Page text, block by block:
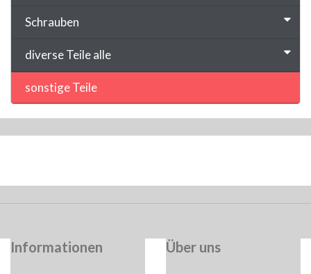
Schrauben
diverse Teile alle
sonstige Teile
Informationen Über uns